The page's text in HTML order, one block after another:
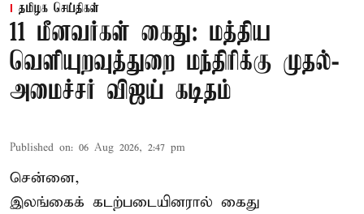
தமிழக செய்திகள்
11 மீனவர்கள் கைது: மத்திய
வெளியுறவுத்துறை மந்திரிக்கு முதல்-
அமைச்சர் விஜய் கடிதம்
Published on: 06 Aug 2026, 2:47 pm
சென்னை,
இலங்கைக் கடற்படையினரால் கைது